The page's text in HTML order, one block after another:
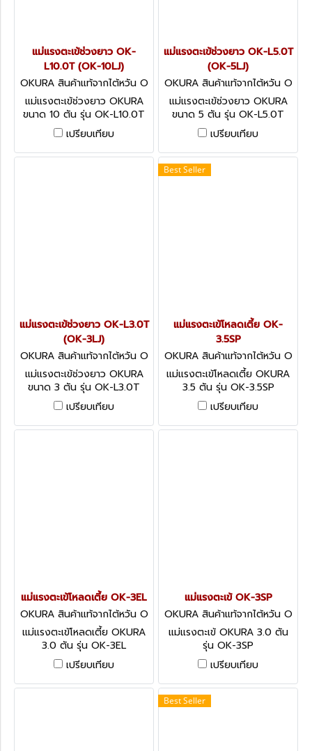
แม่แรงตะเข้ช่วงยาว OK-
L10.0T (OK-10LJ)
OKURA สินค้าแท้จากไต้หวัน O
K-L10.0T (OK-10LJ)
แม่แรงตะเข้ช่วงยาว OKURA
ขนาด 10 ตัน รุ่น OK-L10.0T
เปรียบเทียบ
แม่แรงตะเข้ช่วงยาว OK-L5.0T
(OK-5LJ)
OKURA สินค้าแท้จากไต้หวัน O
K-L5.0T (OK-5LJ)
แม่แรงตะเข้ช่วงยาว OKURA
ขนาด 5 ตัน รุ่น OK-L5.0T
เปรียบเทียบ
แม่แรงตะเข้ช่วงยาว OK-L3.0T
(OK-3LJ)
OKURA สินค้าแท้จากไต้หวัน O
K-L3.0T (OK-3LJ)
แม่แรงตะเข้ช่วงยาว OKURA
ขนาด 3 ตัน รุ่น OK-L3.0T
เปรียบเทียบ
Best Seller
แม่แรงตะเข้โหลดเตี้ย OK-
3.5SP
OKURA สินค้าแท้จากไต้หวัน O
K-3.5SP
แม่แรงตะเข้โหลดเตี้ย OKURA
3.5 ตัน รุ่น OK-3.5SP
เปรียบเทียบ
แม่แรงตะเข้โหลดเตี้ย OK-3EL
OKURA สินค้าแท้จากไต้หวัน O
K-3EL
แม่แรงตะเข้โหลดเตี้ย OKURA
3.0 ตัน รุ่น OK-3EL
เปรียบเทียบ
แม่แรงตะเข้ OK-3SP
OKURA สินค้าแท้จากไต้หวัน O
K-3SP
แม่แรงตะเข้ OKURA 3.0 ตัน
รุ่น OK-3SP
เปรียบเทียบ
Best Seller